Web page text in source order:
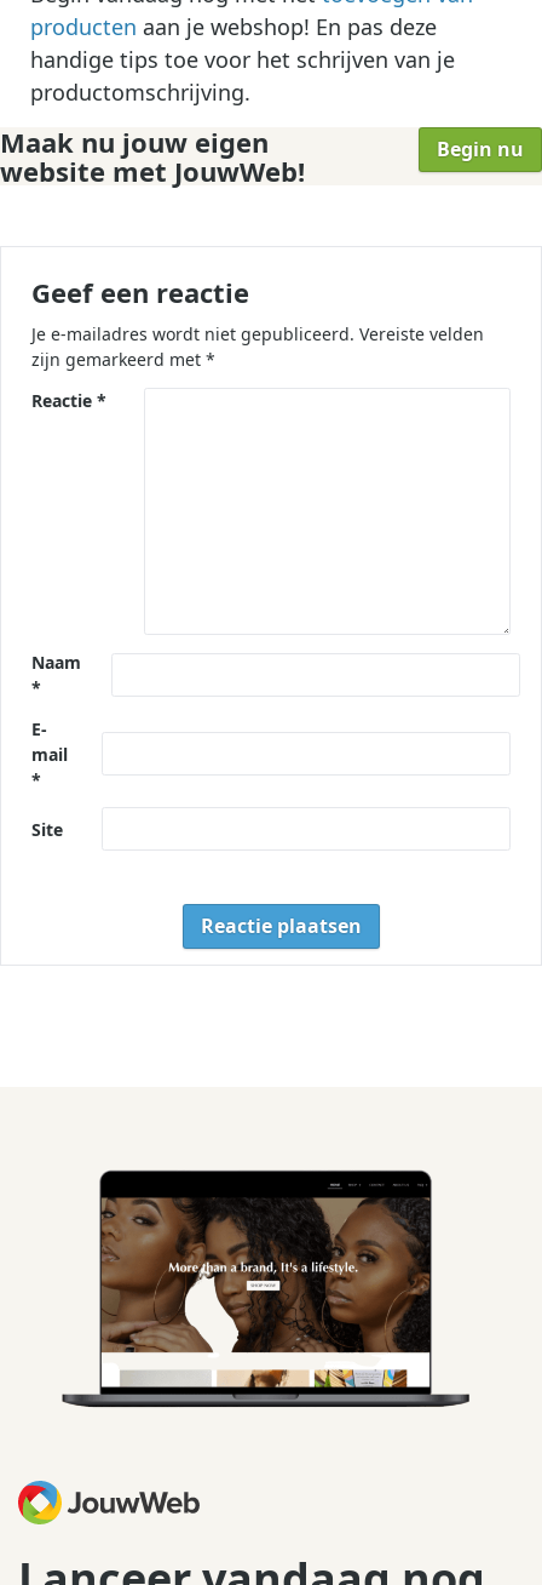
producten aan je webshop! En pas deze
handige tips toe voor het schrijven van je
productomschrijving.
Maak nu jouw eigen
website met JouwWeb!
Begin nu
Geef een reactie
Je e-mailadres wordt niet gepubliceerd. Vereiste velden
zijn gemarkeerd met *
Reactie *
Naam
*
E-
mail
*
Site